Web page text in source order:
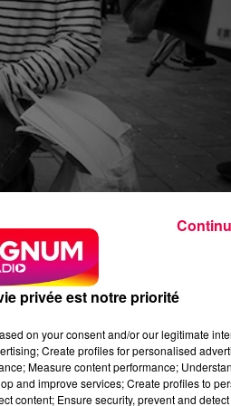
et France 2. Il a rappelé
pas 36 solutions pour
privée est notre priorité
on your consent and/or our legitimate
Create profiles for personalised
Measure content performance;
and improve services; Create profiles to
content; Ensure security, prevent and